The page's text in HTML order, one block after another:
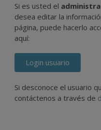
Si es usted el
desea editar la
página, puede hacerlo
aquí:
Login usuario
Si desconoce el usuario
contáctenos a través de